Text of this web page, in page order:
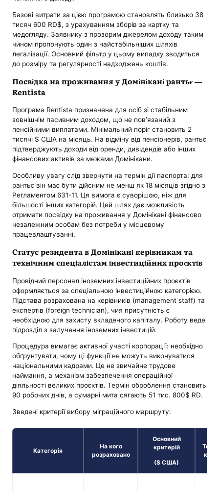
Базові витрати за цією програмою становлять близько 38
тисяч 600 RD$, з урахуванням зборів за картку та
медогляду. Заявнику з прозорим джерелом доходу таким
чином пропонують один з найстабільніших шляхів
легалізації. Основний фільтр у цьому випадку зводиться
до розміру та регулярності надходжень коштів.
Посвідка на проживання у Домінікані рантьє —
Rentista
Програма Rentista призначена для осіб зі стабільним
зовнішнім пасивним доходом, що не пов’язаний з
пенсійними виплатами. Мінімальний поріг становить 2
тисячі $ США на місяць. На відміну від пенсіонерів, рантьє
підтверджують доходи від оренди, дивідендів або інших
фінансових активів за межами Домінікани.
Особливу увагу слід звернути на термін дії паспорта: для
рантьє він має бути дійсним не менш як 18 місяців згідно з
Регламентом 631-11. Ця вимога є суворішою, ніж для
більшості інших категорій. Цей шлях дає можливість
отримати посвідку на проживання у Домінікані фінансово
незалежним особам без потреби у місцевому
працевлаштуванні.
Статус резидента в Домінікані керівникам та
технічним спеціалістам інвестиційних проєктів
Провідний персонал іноземних інвестиційних проєктів
оформляється за спеціальною інвестиційною категорією.
Підстава розрахована на керівників (management staff) та
експертів (foreign technician), чия присутність є
необхідною для захисту вкладеного капіталу. Роботу веде
підрозділ з залучення іноземних інвестицій.
Процедура вимагає активної участі корпорації: необхідно
обґрунтувати, чому ці функції не можуть виконуватися
національними кадрами. Це не звичайне трудове
наймання, а механізм забезпечення операційної
діяльності великих проєктів. Термін оброблення становить
90 робочих днів, а сумарні мита сягають 51 тис. 800$ RD.
Зведені критерії вибору міграційного маршруту:
Категорія
На кого
розраховано
Основний
критерій
($ США)